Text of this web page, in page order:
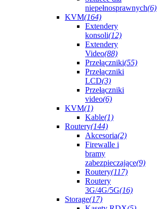
niepełnosprawnych(6)
KVM(164)
Extendery
konsoli(12)
Extendery
Video(88)
Przełączniki(55)
Przełączniki
LCD(3)
Przełączniki
video(6)
KVM(1)
Kable(1)
Routery(144)
Akcesoria(2)
Firewalle i
bramy
zabezpieczające(9)
Routery(117)
Routery
3G/4G/5G(16)
Storage(17)